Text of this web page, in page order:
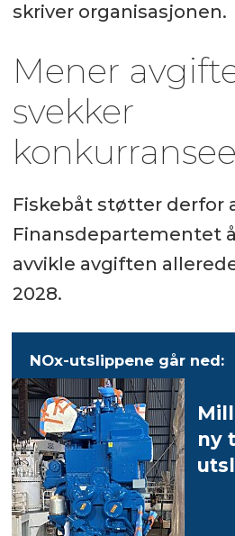
skriver organisasjonen.
Mener
svekker
Fiskebåt støtter derfor
Finansdepartementet
avvikle avgiften
2028.
NOx-utslippene går ned:
ny